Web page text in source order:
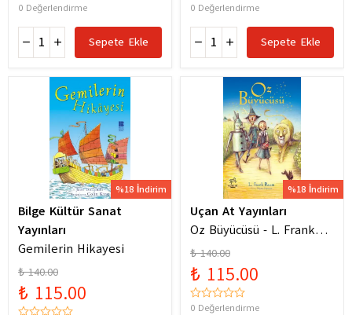
0 Değerlendirme
Sepete Ekle
0 Değerlendirme
Sepete Ekle
%18 İndirim
Bilge Kültür Sanat
Yayınları
Gemilerin Hikayesi
₺ 140.00
₺ 115.00
%18 İndirim
Uçan At Yayınları
Oz Büyücüsü - L. Frank
Baum
₺ 140.00
₺ 115.00
0 Değerlendirme